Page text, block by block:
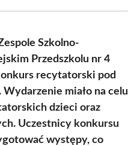
Szkolno-
Przedszkolu nr 4
recytatorski pod
Wydarzenie miało na celu
dzieci oraz
Uczestnicy konkursu
występy, co